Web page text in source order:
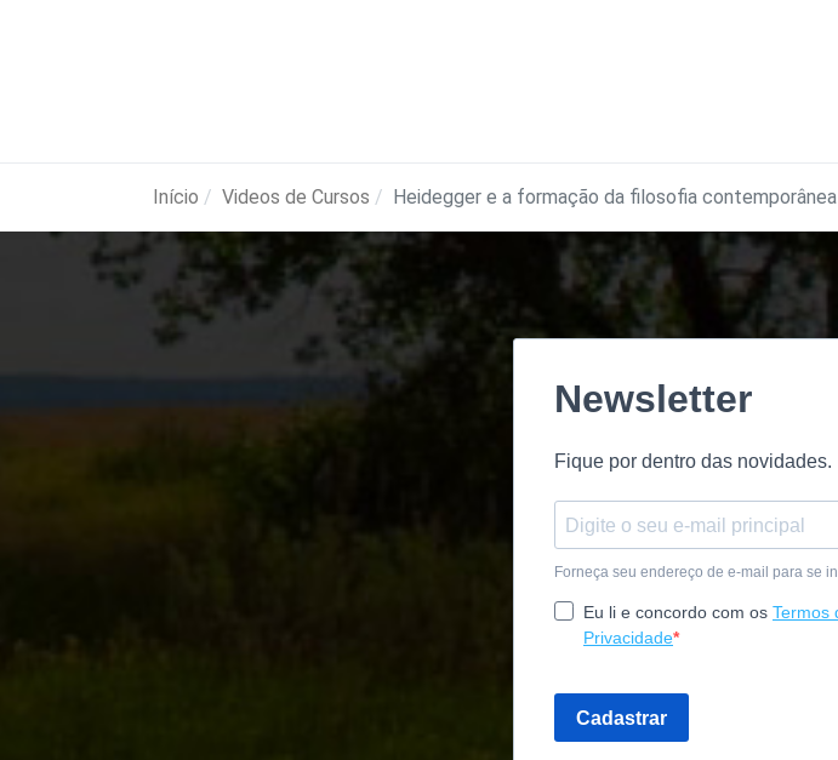
Início Videos de Cursos Heidegger e a formação da filosofia contemporânea